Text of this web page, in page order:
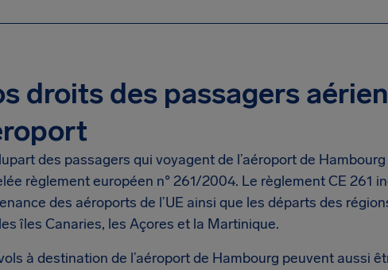
droits des passagers
des passagers qui voyagent de l’aéroport de
règlement européen n° 261/2004. Le règlement CE 261
des aéroports de l’UE ainsi que les départs des
îles Canaries, les Açores et la Martinique.
à destination de l’aéroport de Hambourg peuvent aussi